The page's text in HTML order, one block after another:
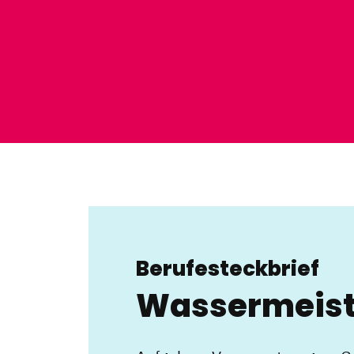
Berufesteckbrief